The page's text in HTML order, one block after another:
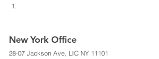
New York Office
28-07 Jackson Ave, LIC NY 11101